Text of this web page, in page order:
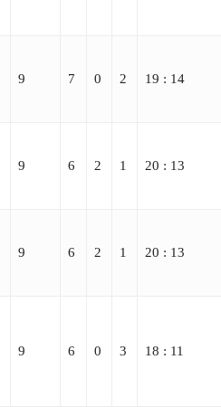
9 7 0 2 19 : 14
9 6 2 1 20 : 13
9 6 2 1 20 : 13
9 6 0 3 18 : 11